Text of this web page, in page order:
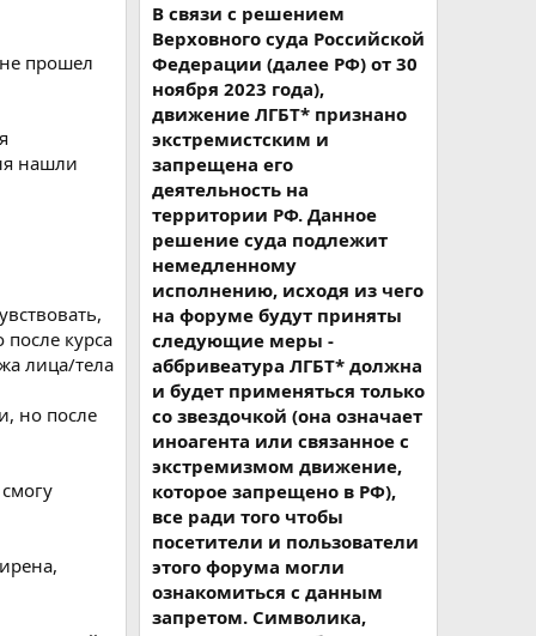
прошел
нашли
курса
лица/тела
но после
В связи с решением
Верховного суда Российской
Федерации (далее РФ) от 30
ноября 2023 года),
движение ЛГБТ* признано
экстремистским и
запрещена его
деятельность на
территории РФ. Данное
решение суда подлежит
немедленному
исполнению, исходя из чего
на форуме будут приняты
следующие меры -
аббривеатура ЛГБТ* должна
и будет применяться только
со звездочкой (она означает
иноагента или связанное с
экстремизмом движение,
которое запрещено в РФ),
все ради того чтобы
посетители и пользователи
этого форума могли
ознакомиться с данным
запретом. Символика,